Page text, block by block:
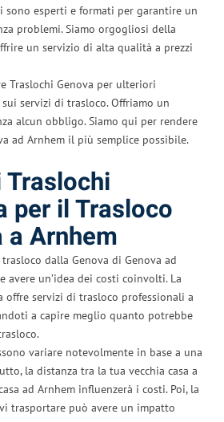
esperti e formati per garantire un
problemi. Siamo orgogliosi della
un servizio di alta qualità a prezzi
Traslochi Genova per ulteriori
servizi di trasloco. Offriamo un
alcun obbligo. Siamo qui per rendere
ad Arnhem il più semplice possibile.
per il Trasloco
a Arnhem
dalla Genova di Genova ad
avere un’idea dei costi coinvolti. La
offre servizi di trasloco professionali a
a capire meglio quanto potrebbe
variare notevolmente in base a una
la distanza tra la tua vecchia casa a
ad Arnhem influenzerà i costi. Poi, la
trasportare può avere un impatto